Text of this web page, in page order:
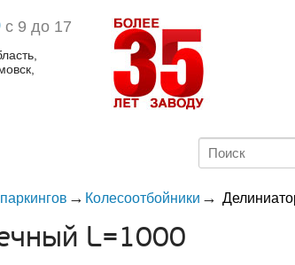
с 9 до 17
Колесоотбойники
L=1000